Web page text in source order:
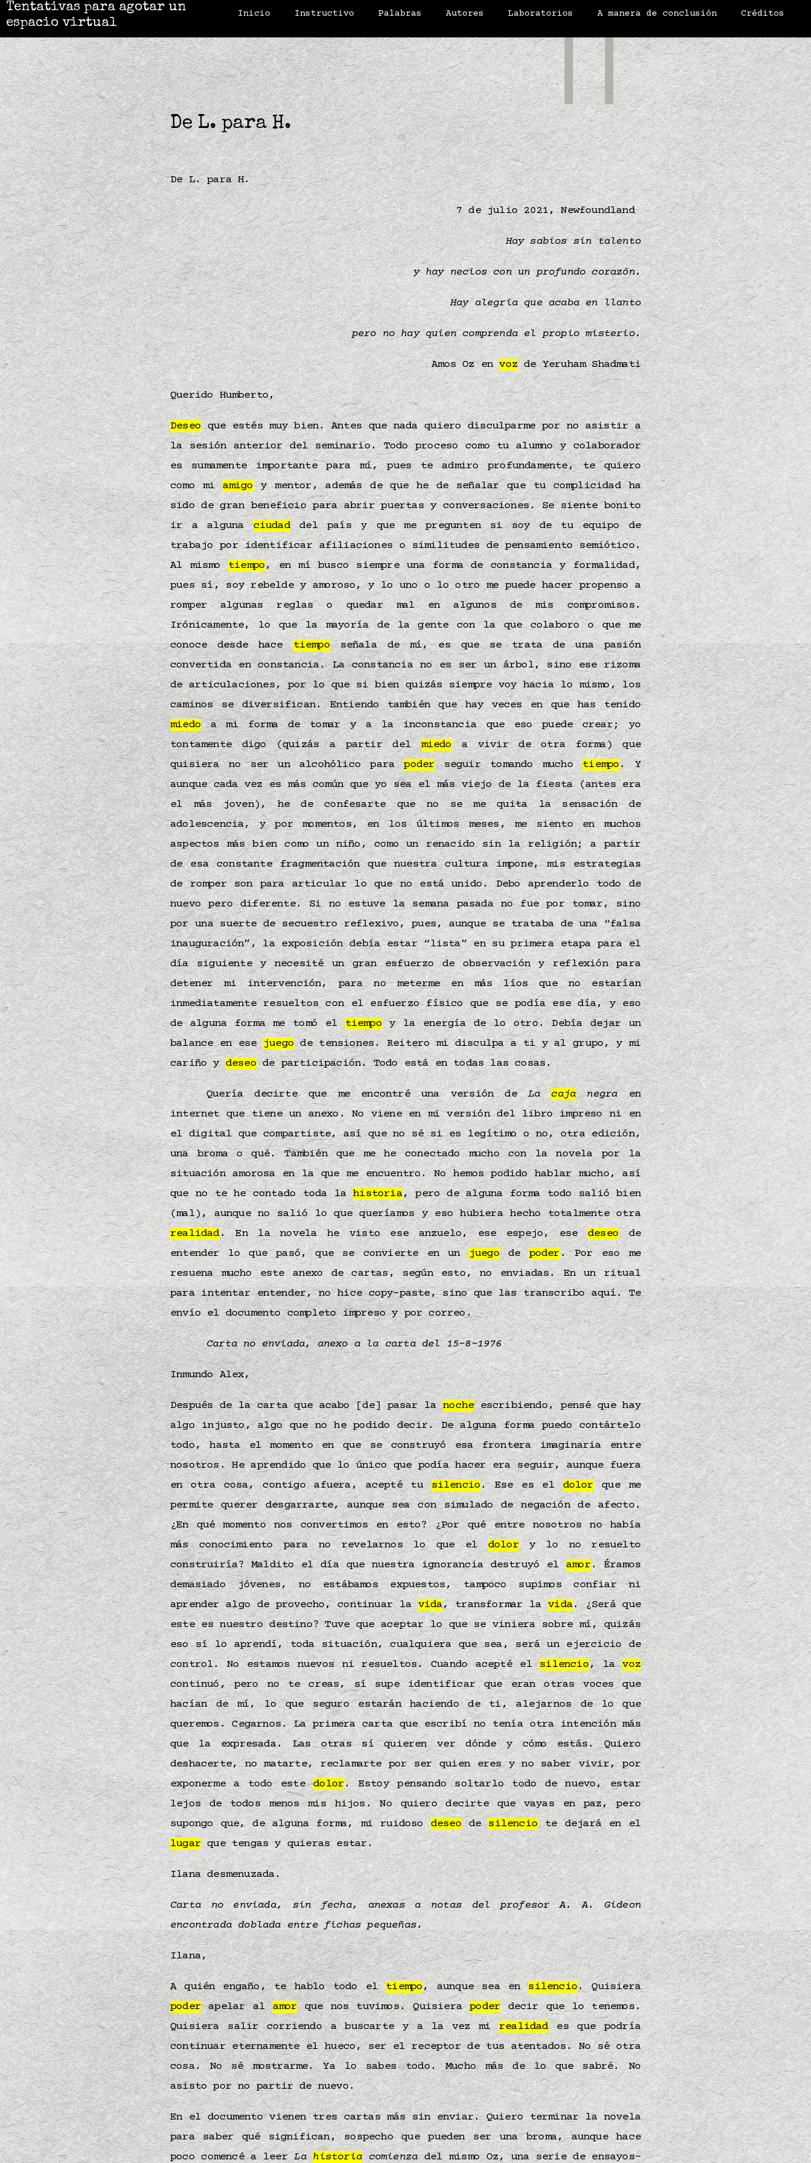
Tentativas para agotar un
espacio virtual
Inicio Instructivo Palabras Autores Laboratorios A manera de conclusión Créditos
De L. para H.
De L. para H.
7 de julio 2021, Newfoundland
Hay sabios sin talento
y hay necios con un profundocorazón.
Hay alegría que acaba en llanto
pero no hay quien comprenda el propio misterio.
Amos Oz envozde Yeruham Shadmati
Querido Humberto,
Deseoque estés muy bien. Antes que nada quiero disculparme por no asistir a
la sesión anterior del seminario. Todo proceso como tu alumno y colaborador
es sumamente importante para mí, pues te admiro profundamente, te quiero
como miamigoy mentor, además de que he de señalar que tu complicidad ha
sido de gran beneficio para abrir puertas y conversaciones. Se siente bonito
ir a algunaciudaddel país y que me pregunten si soy de tu equipo de
trabajo por identificar afiliaciones o similitudes de pensamiento semiótico.
Al mismotiempo, en mí busco siempre una forma de constancia y formalidad,
pues sí, soy rebelde y amoroso, y lo uno o lo otro me puede hacer propenso a
romper algunas reglas o quedar mal en algunos de mis compromisos.
Irónicamente, lo que la mayoría de la gente con la que colaboro o que me
conoce desde hacetiemposeñala de mí, es que se trata de una pasión
convertida en constancia. La constancia no es ser un árbol, sino ese rizoma
de articulaciones, por lo que si bien quizás siempre voy hacia lo mismo, los
caminos se diversifican. Entiendo también que hay veces en que has tenido
miedoa mi forma de tomar y a la inconstancia que eso puede crear; yo
tontamente digo (quizás a partir delmiedoa vivir de otra forma) que
quisiera no ser un alcohólico parapoderseguir tomando muchotiempo. Y
aunque cada vez es más común que yo sea el más viejo de la fiesta (antes era
el más joven), he de confesarte que no se me quita la sensación de
adolescencia, y por momentos, en los últimos meses, me siento en muchos
aspectos más bien como un niño, como un renacido sin la religión; a partir
de esa constante fragmentación que nuestra cultura impone, mis estrategias
de romper son para articular lo que no está unido. Debo aprenderlo todo de
nuevo pero diferente. Si no estuve la semana pasada no fue por tomar, sino
por una suerte de secuestro reflexivo, pues, aunque se trataba de una “falsa
inauguración”, la exposición debía estar “lista” en su primera etapa para el
día siguiente y necesité un gran esfuerzo de observación y reflexión para
detener mi intervención, para no meterme en más líos que no estarían
inmediatamente resueltos con el esfuerzo físico que se podía ese día, y eso
de alguna forma me tomó eltiempoy la energía de lo otro. Debía dejar un
balance en esejuegode tensiones. Reitero mi disculpa a ti y al grupo, y mi
cariño ydeseode participación. Todo está en todas las cosas.
Quería decirte que me encontré una versión deLacajanegraen
internet que tiene un anexo. No viene en mi versión del libro impreso ni en
el digital que compartiste, así que no sé si es legítimo o no, otra edición,
una broma o qué. También que me he conectado mucho con la novela por la
situación amorosa en la que me encuentro. No hemos podido hablar mucho, así
que no te he contado toda lahistoria, pero de alguna forma todo salió bien
(mal), aunque no salió lo que queríamos y eso hubiera hecho totalmente otra
realidad. En la novela he visto ese anzuelo, ese espejo, esedeseo de
entender lo que pasó, que se convierte en unjuegodepoder. Por eso me
resuena mucho este anexo de cartas, según esto, no enviadas. En un ritual
para intentar entender, no hice copy-paste, sino que las transcribo aquí. Te
envío el documento completo impreso y por correo.
Carta no enviada, anexo a la carta del 15-8-1976
Inmundo Alex,
Después de la carta que acabo [de] pasar lanocheescribiendo, pensé que hay
algo injusto, algo que no he podido decir. De alguna forma puedo contártelo
todo, hasta el momento en que se construyó esa frontera imaginaria entre
nosotros. He aprendido que lo único que podía hacer era seguir, aunque fuera
en otra cosa, contigo afuera, acepté tusilencio. Ese es eldolorque me
permite querer desgarrarte, aunque sea con simulado de negación de afecto.
¿En qué momento nos convertimos en esto? ¿Por qué entre nosotros no había
más conocimiento para no revelarnos lo que eldolory lo no resuelto
construiría? Maldito el día que nuestra ignorancia destruyó elamor. Éramos
demasiado jóvenes, no estábamos expuestos, tampoco supimos confiar ni
aprender algo de provecho, continuar lavida, transformar lavida. ¿Será que
este es nuestro destino? Tuve que aceptar lo que se viniera sobre mí, quizás
eso sí lo aprendí, toda situación, cualquiera que sea, será un ejercicio de
control. No estamos nuevos ni resueltos. Cuando acepté elsilencio, lavoz
continuó, pero no te creas, sí supe identificar que eran otras voces que
hacían de mí, lo que seguro estarán haciendo de ti, alejarnos de lo que
queremos. Cegarnos. La primera carta que escribí no tenía otra intención más
que la expresada. Las otras sí quieren ver dónde y cómo estás. Quiero
deshacerte, no matarte, reclamarte por ser quien eres y no saber vivir, por
exponerme a todo estedolor. Estoy pensando soltarlo todo de nuevo, estar
lejos de todos menos mis hijos. No quiero decirte que vayas en paz, pero
supongo que, de alguna forma, mi ruidosodeseodesilenciote dejará en el
lugarque tengas y quieras estar.
Ilana desmenuzada.
Carta no enviada, sin fecha, anexas a notas del profesor A. A. Gideon
encontrada doblada entre fichas pequeñas.
Ilana,
A quién engaño, te hablo todo eltiempo, aunque sea ensilencio. Quisiera
poderapelar alamorque nos tuvimos. Quisierapoderdecir que lo tenemos.
Quisiera salir corriendo a buscarte y a la vez mirealidades que podría
continuar eternamente el hueco, ser el receptor de tus atentados. No sé otra
cosa. No sé mostrarme. Ya lo sabes todo. Mucho más de lo que sabré. No
asisto por no partir de nuevo.
En el documento vienen tres cartas más sin enviar. Quiero terminar la novela
para saber qué significan, sospecho que pueden ser una broma, aunque hace
poco comencé a leerLahistoriacomienzadel mismo Oz, una serie de ensayos-